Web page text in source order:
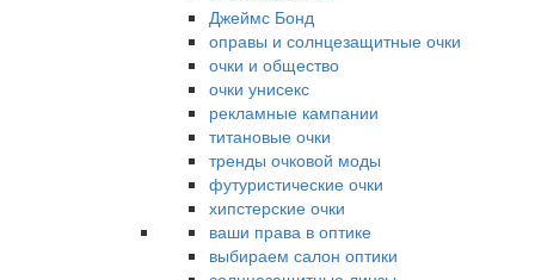
Джеймс Бонд
оправы и солнцезащитные очки
очки и общество
очки унисекс
рекламные кампании
титановые очки
тренды очковой моды
футуристические очки
хипстерские очки
ваши права в оптике
выбираем салон оптики